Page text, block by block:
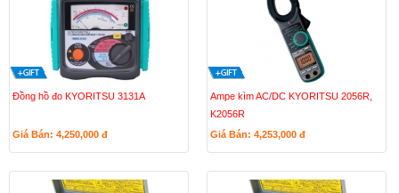
Đồng hồ đo KYORITSU 3131A
Giá Bán: 4,250,000 đ
Ampe kìm AC/DC KYORITSU 2056R,
K2056R
Giá Bán: 4,253,000 đ